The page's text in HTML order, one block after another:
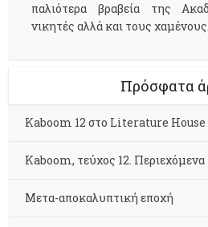
παλιότερα βραβεία της
νικητές αλλά και τους χαμένους.
Πρόσφατα
Kaboom 12 στο Literature House
Kaboom, τεύχος 12.
Μετα-αποκαλυπτική εποχή